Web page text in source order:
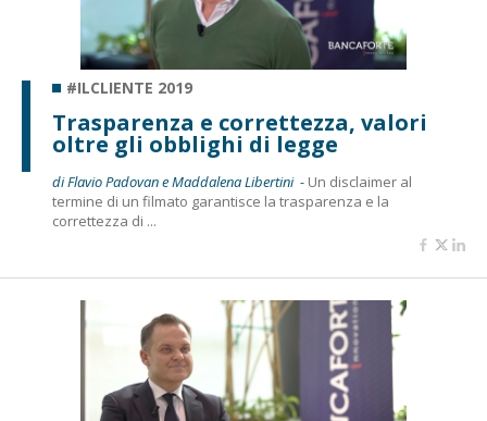
#ILCLIENTE 2019
Trasparenza e correttezza, valori
oltre gli obblighi di legge
di Flavio Padovan e Maddalena Libertini - Un disclaimer al
termine di un filmato garantisce la trasparenza e la
correttezza di ...